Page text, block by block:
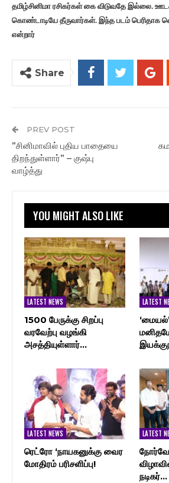
தமிழ்சினிமா ரசிகர்கள் கை விடுவதே இல்லை.
கொண்டாடியே தீருவார்கள். இந்த படம் பெரிதாக
என்றார்
Share
PREV POST
”சினிமாவில் புதிய பாதையை
திறந்துள்ளார்” – குஷ்பு
வாழ்த்து
YOU MIGHT ALSO LIKE
LATEST NEWS
1500 பேருக்கு சிறப்பு
வரவேற்பு வழங்கி
அசத்தியுள்ளார்…
LATEST
LATEST NEWS
ரெட்ரோ ‘நாயகனுக்கு வைர
மோதிரம் பரிசளிப்பு!
LATEST
நோர்வே
நடிகர்…